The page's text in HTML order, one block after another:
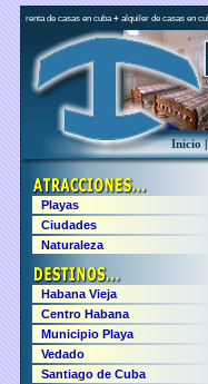
renta de casas en cuba+ alquiler de casas en
Inicio
Playas
Ciudades
Naturaleza
Habana Vieja
Centro Habana
Municipio Playa
Vedado
Santiago de Cuba